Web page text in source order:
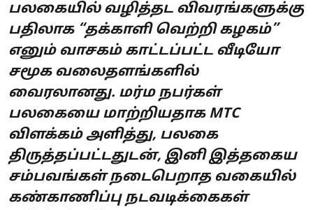
பலகையில் வழித்தட விவரங்களுக்கு
பதிலாக “தக்காளி வெற்றி கழகம்”
எனும் வாசகம் காட்டப்பட்ட வீடியோ
சமூக வலைதளங்களில்
வைரலானது. மர்ம நபர்கள்
பலகையை மாற்றியதாக MTC
விளக்கம் அளித்து, பலகை
திருத்தப்பட்டதுடன், இனி இத்தகைய
சம்பவங்கள் நடைபெறாத வகையில்
கண்காணிப்பு நடவடிக்கைகள்